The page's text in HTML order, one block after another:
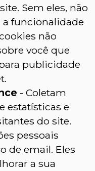
Sem eles, não
funcionalidade
não
você que
publicidade
- Coletam
estatísticas e
do site.
pessoais
de email. Eles
a sua